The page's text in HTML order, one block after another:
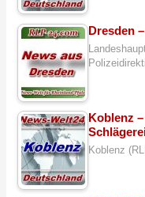
Dresden
Koblenz
Koblenz